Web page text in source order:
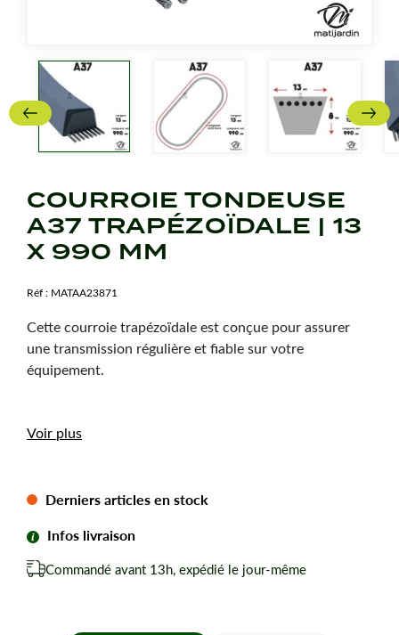
COURROIE TONDEUSE
A37 TRAPÉZOÏDALE | 13
X 990 MM
Réf : MATAA23871
Cette courroie trapézoïdale est conçue pour assurer
une transmission régulière et fiable sur votre
équipement.
Caractéristiques
Dimension :13 x 990 mm
Forme de courroie :
Voir plus
Derniers articles en stock
Infos livraison
Commandé avant 13h, expédié le jour-même